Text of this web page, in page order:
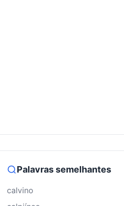
Palavras semelhantes
calvino